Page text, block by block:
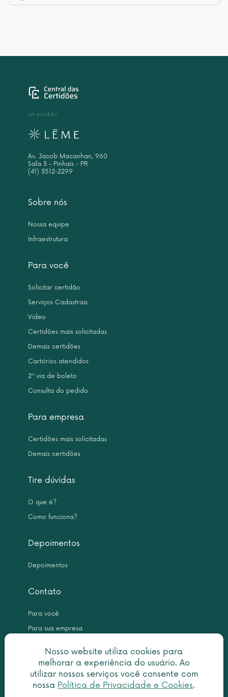
Nosso website utiliza cookies para
melhorar a experiência do usuário. Ao
utilizar nossos serviços você consente com
nossa Política de Privacidade e Cookies.
Sobre nós
Nossa equipe
Infraestrutura
Para você
Solicitar certidão
Serviços Cadastrais
Vídeo
Certidões mais solicitadas
Demais certidões
Cartórios atendidos
2ª via de boleto
Consulta do pedido
Para empresa
Certidões mais solicitadas
Demais certidões
Tire dúvidas
O que é?
Como funciona?
Depoimentos
Depoimentos
Contato
Para você
Para sua empresa
um produto
Av. Jacob Macanhan, 960
Sala 3 - Pinhais - PR
(41) 3512-2299